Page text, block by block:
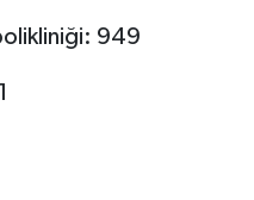
polikliniği: 949